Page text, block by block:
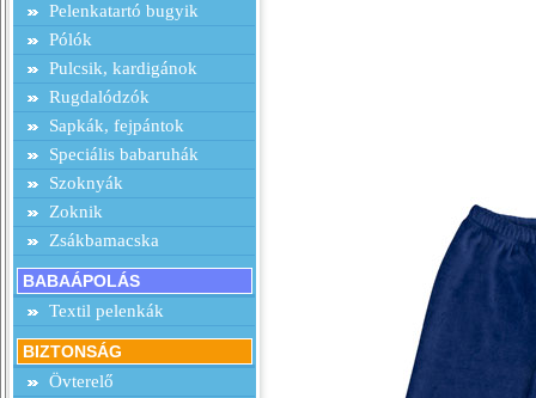
Pelenkatartó bugyik
Pólók
Pulcsik, kardigánok
Rugdalódzók
Sapkák, fejpántok
Speciális babaruhák
Szoknyák
Zoknik
Zsákbamacska
BABAÁPOLÁS
Textil pelenkák
BIZTONSÁG
Övterelő